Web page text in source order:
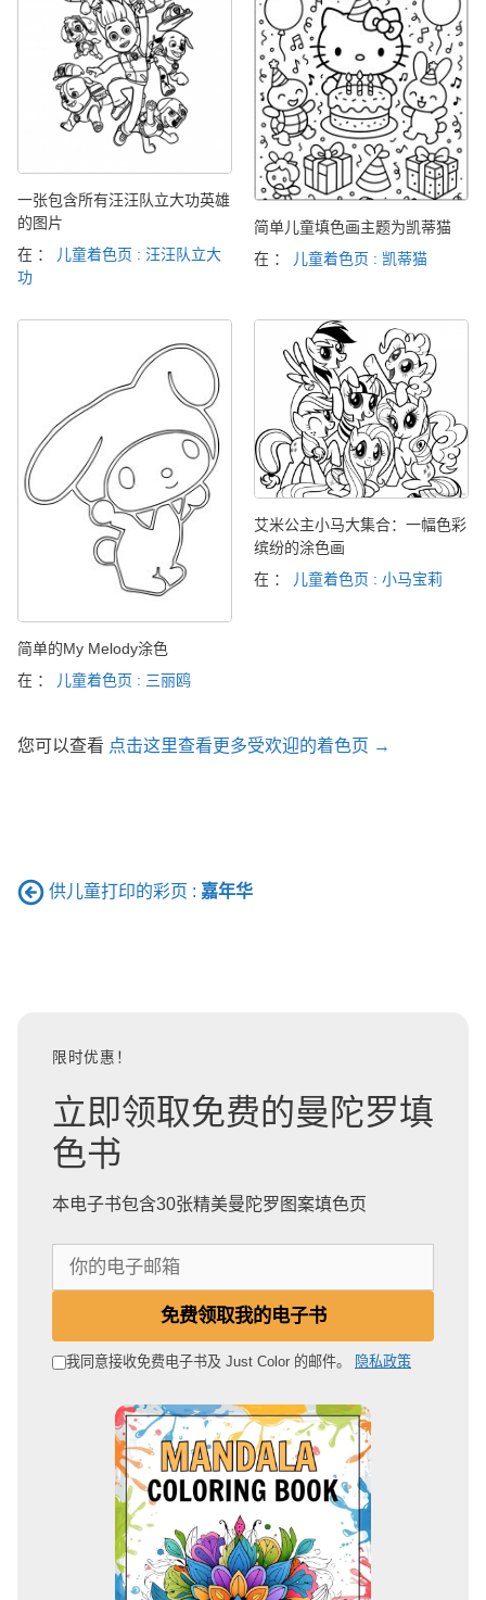
一张包含所有汪汪队立大功英雄
的图片
在 ：
儿童着色页 : 汪汪队立大
功
简单儿童填色画主题为凯蒂猫
在 ：
儿童着色页 : 凯蒂猫
简单的My Melody涂色
在 ：
儿童着色页 : 三丽鸥
艾米公主小马大集合：一幅色彩
缤纷的涂色画
在 ：
儿童着色页 : 小马宝莉
您可以查看 点击这里查看更多受欢迎的着色页 →
供儿童打印的彩页 : 嘉年华
限时优惠！
立即领取免费的曼陀罗填
色书
本电子书包含30张精美曼陀罗图案填色页
邮
免费领取我的电子书
我同意接收免费电子书及 Just Color 的邮件。 隐私政策